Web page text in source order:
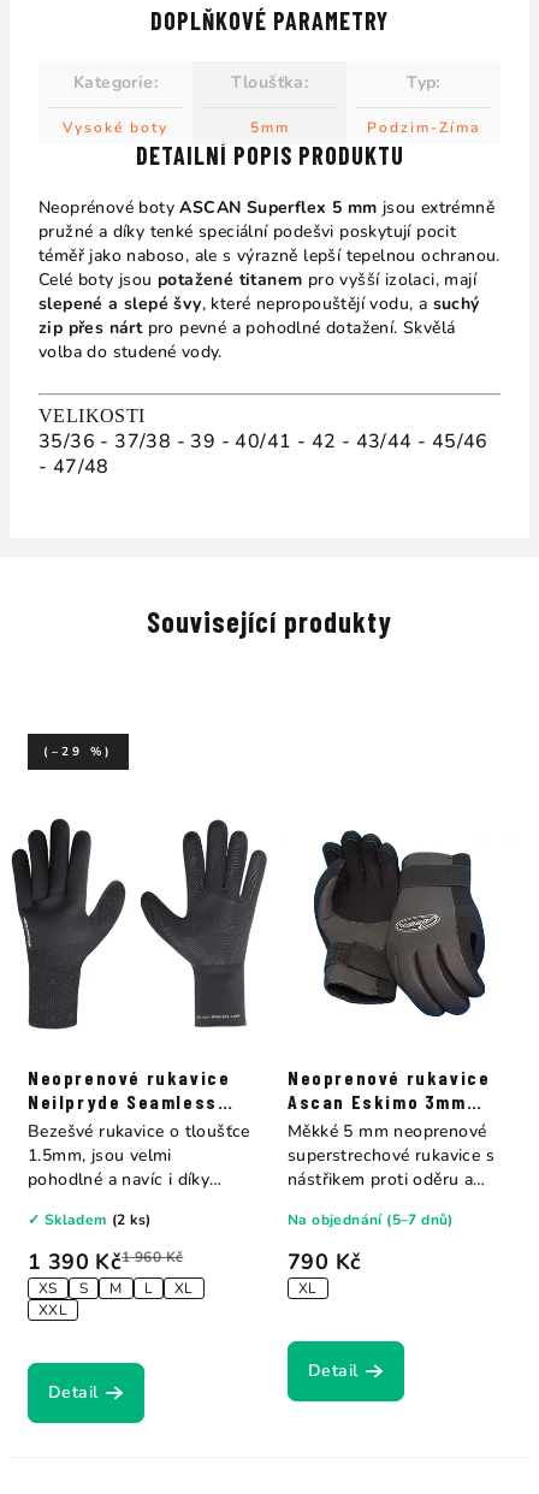
DETAILNÍ POPIS PRODUKTU
Neoprénové botyASCAN Superflex 5 mm jsou extrémně
pružné a díky tenké speciální podešvi poskytují pocit
téměř jako naboso, ale s výrazně lepší tepelnou ochranou.
Celé boty jsou potažené titanem pro vyšší izolaci, mají
slepené a slepé švy, které nepropouštějí vodu, a suchý
zip přes nártpro pevné a pohodlné dotažení. Skvělá
volba do studené vody.
VELIKOSTI
35/36 - 37/38 - 39 - 40/41 - 42 - 43/44 - 45/46
- 47/48
DOPLŇKOVÉ PARAMETRY
Kategorie:
Vysoké boty
Tloušťka:
5mm
Typ:
Podzim-Zíma
Související produkty
Neoprenové rukavice
Neilpryde Seamless
Glove 1.5mm
1 390 Kč1 960 Kč
(–29 %)
XS S M L
XL
XXL
✓ Skladem (2 ks)
Detail
Bezešvé rukavice o tloušťce
1.5mm, jsou velmi
pohodlné a navíc i díky
Neoprenové rukavice
Ascan Eskimo 3mm
Ascan
790 Kč
XL
Na objednání (5–7 dnů)
Detail
Měkké 5 mm neoprenové
superstrechové rukavice s
nástřikem proti oděru a